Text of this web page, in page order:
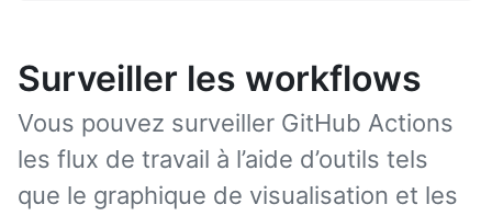
Surveiller les workflows
Vous pouvez surveiller GitHub Actions
les flux de travail à l’aide d’outils tels
que le graphique de visualisation et les